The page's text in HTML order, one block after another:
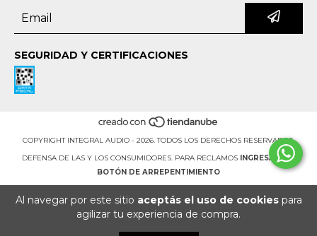
Al navegar por este sitio aceptás el uso de cookiespara
agilizar tu experiencia de compra.
SEGURIDAD Y CERTIFICACIONES
COPYRIGHT INTEGRAL AUDIO - 2026. TODOS LOS DERECHOS RESERVADOS.
DEFENSA DE LAS Y LOS CONSUMIDORES. PARA RECLAMOS
INGRESÁ ACÁ.
BOTÓN DE ARREPENTIMIENTO